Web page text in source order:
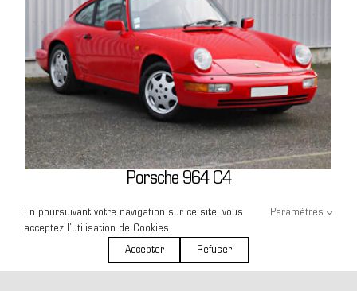
Porsche 964 C4
VENDUE
Jantes Entretien Contact
En poursuivant votre navigation sur ce site, vous
acceptez l’utilisation de Cookies.
Paramètres
Accepter Refuser